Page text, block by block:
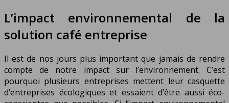
L’impact environnemental de la
solution café entreprise
Il est de nos jours plus important que jamais de rendre
compte de notre impact sur l’environnement. C’est
pourquoi plusieurs entreprises mettent leur casquette
d’entreprises écologiques et essaient d’être aussi éco-